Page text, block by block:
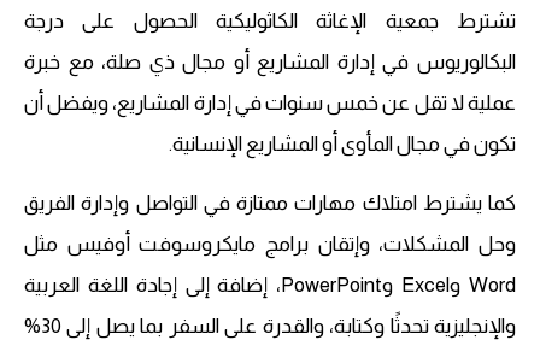
تشترط جمعية الإغاثة الكاثوليكية الحصول على درجة
البكالوريوس في إدارة المشاريع أو مجال ذي صلة، مع خبرة
عملية لا تقل عن خمس سنوات في إدارة المشاريع، ويفضل أن
تكون في مجال المأوى أو المشاريع الإنسانية.
كما يشترط امتلاك مهارات ممتازة في التواصل وإدارة الفريق
وحل المشكلات، وإتقان برامج مايكروسوفت أوفيس مثل
Word وExcel وPowerPoint، إضافة إلى إجادة اللغة العربية
والإنجليزية تحدثًا وكتابة، والقدرة على السفر بما يصل إلى 30%